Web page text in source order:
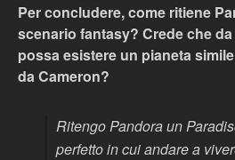
Per concludere, come ritiene
scenario fantasy? Crede che
possa esistere un pianeta
da Cameron?
Ritengo Pandora un
perfetto in cui andare a